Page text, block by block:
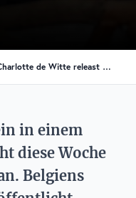
„Apollo“ EP: Charlotte de Witte releast diese Woche neue Musik
in einem
diese Woche
Belgiens